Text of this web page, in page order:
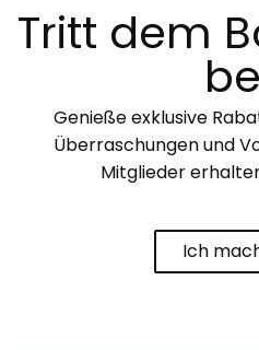
Tritt dem
Genieße exklusive
Überraschungen und
Mitglieder
Ich